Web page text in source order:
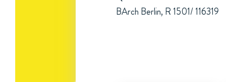
BArch Berlin, R 1501/ 116319